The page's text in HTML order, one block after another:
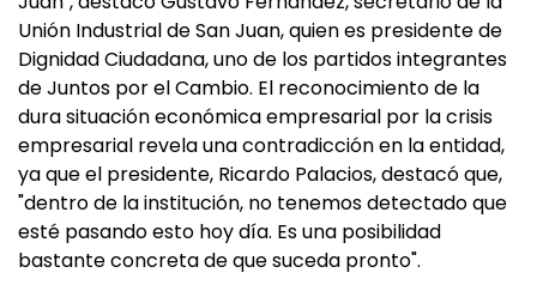
Unión Industrial de San Juan, quien es presidente de
Dignidad Ciudadana, uno de los partidos integrantes
de Juntos por el Cambio. El reconocimiento de la
dura situación económica empresarial por la crisis
empresarial revela una contradicción en la entidad,
ya que el presidente, Ricardo Palacios, destacó que,
"dentro de la institución, no tenemos detectado que
esté pasando esto hoy día. Es una posibilidad
bastante concreta de que suceda pronto".